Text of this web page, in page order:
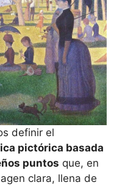
definir el
pictórica basada
puntos que, en
clara, llena de